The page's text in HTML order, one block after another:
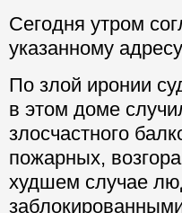
Сегодня утром
указанному
По злой иронии
в этом доме
злосчастного
пожарных,
худшем случае